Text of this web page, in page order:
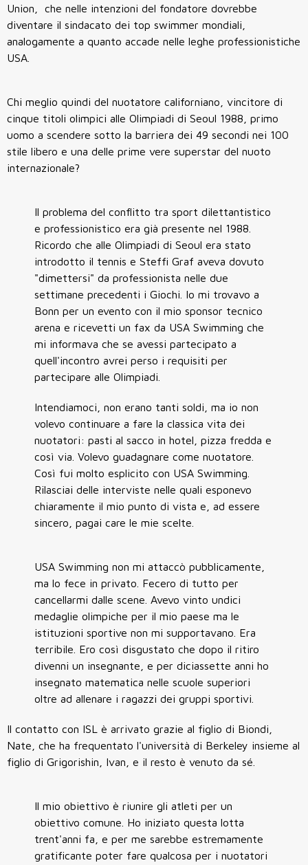
Union, che nelle intenzioni del fondatore dovrebbe
diventare il sindacato dei top swimmer mondiali,
analogamente a quanto accade nelle leghe professionistiche
USA.
Chi meglio quindi del nuotatore californiano, vincitore di
cinque titoli olimpici alle Olimpiadi di Seoul 1988, primo
uomo a scendere sotto la barriera dei 49 secondi nei 100
stile libero e una delle prime vere superstar del nuoto
internazionale?
Il problema del conflitto tra sport dilettantistico
e professionistico era già presente nel 1988.
Ricordo che alle Olimpiadi di Seoul era stato
introdotto il tennis e Steffi Graf aveva dovuto
"dimettersi" da professionista nelle due
settimane precedenti i Giochi. Io mi trovavo a
Bonn per un evento con il mio sponsor tecnico
arena e ricevetti un fax da USA Swimming che
mi informava che se avessi partecipato a
quell'incontro avrei perso i requisiti per
partecipare alle Olimpiadi.
Intendiamoci, non erano tanti soldi, ma io non
volevo continuare a fare la classica vita dei
nuotatori: pasti al sacco in hotel, pizza fredda e
così via. Volevo guadagnare come nuotatore.
Così fui molto esplicito con USA Swimming.
Rilasciai delle interviste nelle quali esponevo
chiaramente il mio punto di vista e, ad essere
sincero, pagai care le mie scelte.
USA Swimming non mi attaccò pubblicamente,
ma lo fece in privato. Fecero di tutto per
cancellarmi dalle scene. Avevo vinto undici
medaglie olimpiche per il mio paese ma le
istituzioni sportive non mi supportavano. Era
terribile. Ero così disgustato che dopo il ritiro
divenni un insegnante, e per diciassette anni ho
insegnato matematica nelle scuole superiori
oltre ad allenare i ragazzi dei gruppi sportivi.
Il contatto con ISL è arrivato grazie al figlio di Biondi,
Nate, che ha frequentato l'università di Berkeley insieme al
figlio di Grigorishin, Ivan, e il resto è venuto da sé.
Il mio obiettivo è riunire gli atleti per un
obiettivo comune. Ho iniziato questa lotta
trent'anni fa, e per me sarebbe estremamente
gratificante poter fare qualcosa per i nuotatori